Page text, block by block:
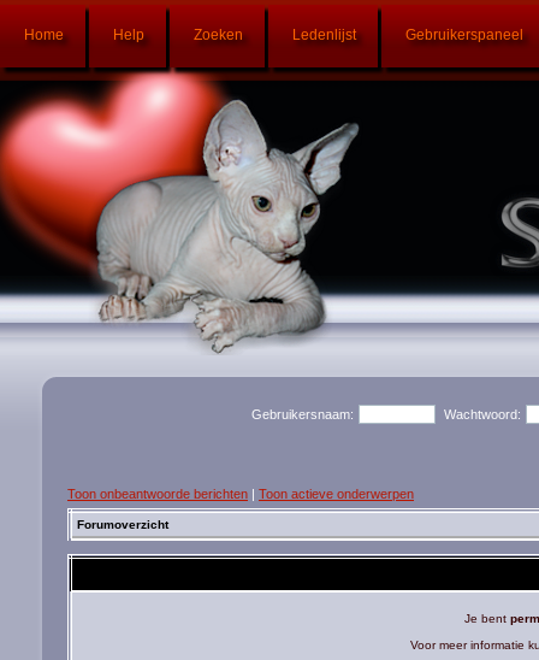
Home Help Zoeken Ledenlijst Gebruikerspaneel
Gebruikersnaam: Wachtwoord:
Toon onbeantwoorde berichten | Toon actieve onderwerpen
Forumoverzicht
Je bent
Voor meer informatie